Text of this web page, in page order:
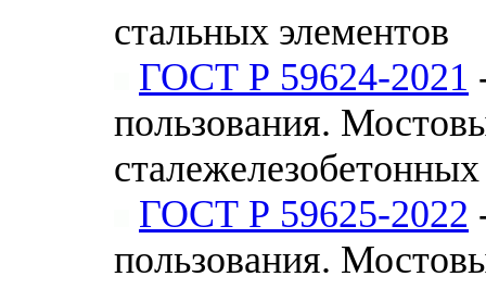
стальных элементов
ГОСТ Р 59624-2021
пользования.
ГОСТ Р 59625-2022
пользования.